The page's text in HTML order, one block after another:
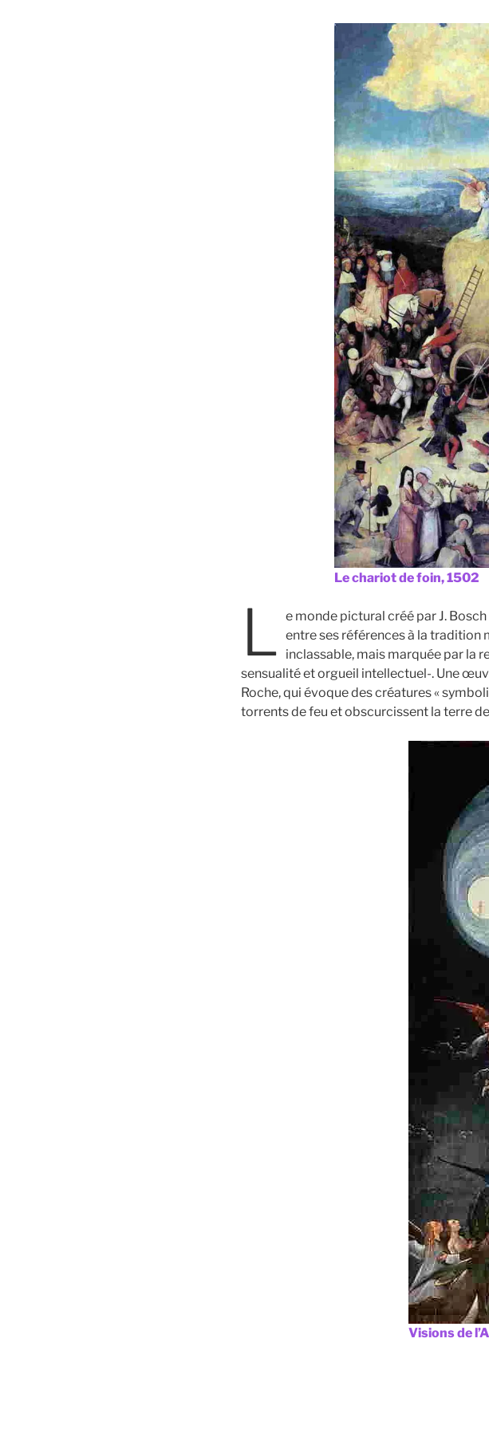
Le chariot de foin, 1502
L e monde pictural créé par J.
entre ses références à la
inclassable, mais marquée par la
sensualité et orgueil intellectuel-. Une
Roche, qui évoque des créatures «
torrents de feu et obscurcissent la terre
Visions de